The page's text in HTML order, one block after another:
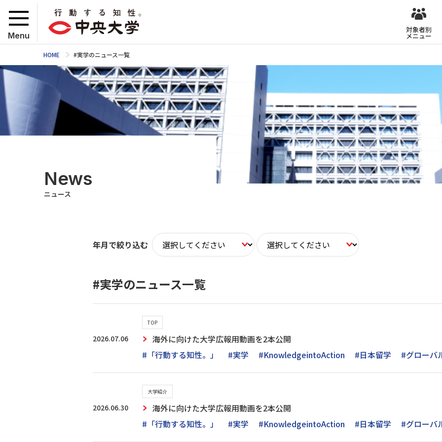
Menu
対象者別
メニュー
HOME #実学のニュース一覧
News
ニュース
年月で絞り込む
#実学のニュース一覧
2026.07.06
TOP
海外に向けた大学広報用動画を2本公開
#「行動する知性。」
#実学 #KnowledgeintoAction #日本留学 #グローバ
2026.06.30
大学紹介
海外に向けた大学広報用動画を2本公開
#「行動する知性。」
#実学 #KnowledgeintoAction #日本留学 #グローバ